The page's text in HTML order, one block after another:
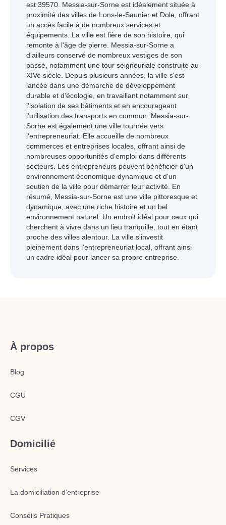
est 39570. Messia-sur-Sorne est idéalement située à
proximité des villes de Lons-le-Saunier et Dole, offrant
un accès facile à de nombreux services et
équipements. La ville est fière de son histoire, qui
remonte à l'âge de pierre. Messia-sur-Sorne a
d'ailleurs conservé de nombreux vestiges de son
passé, notamment une tour seigneuriale construite au
XIVe siècle. Depuis plusieurs années, la ville s'est
lancée dans une démarche de développement
durable et d'écologie, en travaillant notamment sur
l'isolation de ses bâtiments et en encourageant
l'utilisation des transports en commun. Messia-sur-
Sorne est également une ville tournée vers
l'entrepreneuriat. Elle accueille de nombreux
commerces et entreprises locales, offrant ainsi de
nombreuses opportunités d'emploi dans différents
secteurs. Les entrepreneurs peuvent bénéficier d'un
environnement économique dynamique et d'un
soutien de la ville pour démarrer leur activité. En
résumé, Messia-sur-Sorne est une ville pittoresque et
dynamique, avec une riche histoire et un bel
environnement naturel. Un endroit idéal pour ceux qui
cherchent à vivre dans un lieu tranquille, tout en étant
proche des villes alentour. La ville s'investit
pleinement dans l'entrepreneuriat local, offrant ainsi
un cadre idéal pour lancer sa propre entreprise.
À propos
Blog
CGU
CGV
Domicilié
Services
La domiciliation d’entreprise
Conseils Pratiques